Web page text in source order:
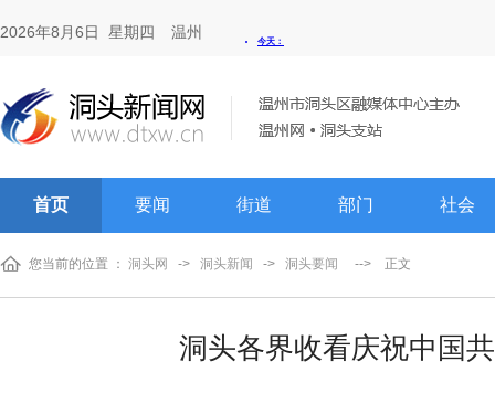
2026年8月6日 星期四 温州
首页 要闻 街道 部门 社会
您当前的位置 ： 洞头网 -> 洞头新闻 -> 洞头要闻 --> 正文
洞头各界收看庆祝中国